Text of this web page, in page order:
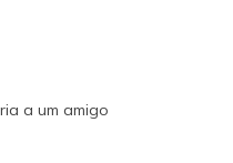
a um amigo